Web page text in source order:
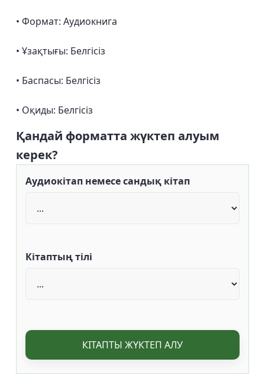
• Формат: Аудиокнига
• Ұзақтығы: Белгісіз
• Баспасы: Белгісіз
• Оқиды: Белгісіз
Қандай форматта жүктеп алуым
керек?
Аудиокітап немесе сандық кітап
Кітаптың тілі
КІТАПТЫ ЖҮКТЕП АЛУ